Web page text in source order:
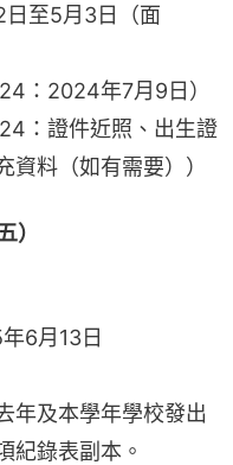
至5月3日（面
：2024年7月9日）
：證件近照、出生證
料（如有需要））
）
6月13日
年及本學年學校發出
紀錄表副本。